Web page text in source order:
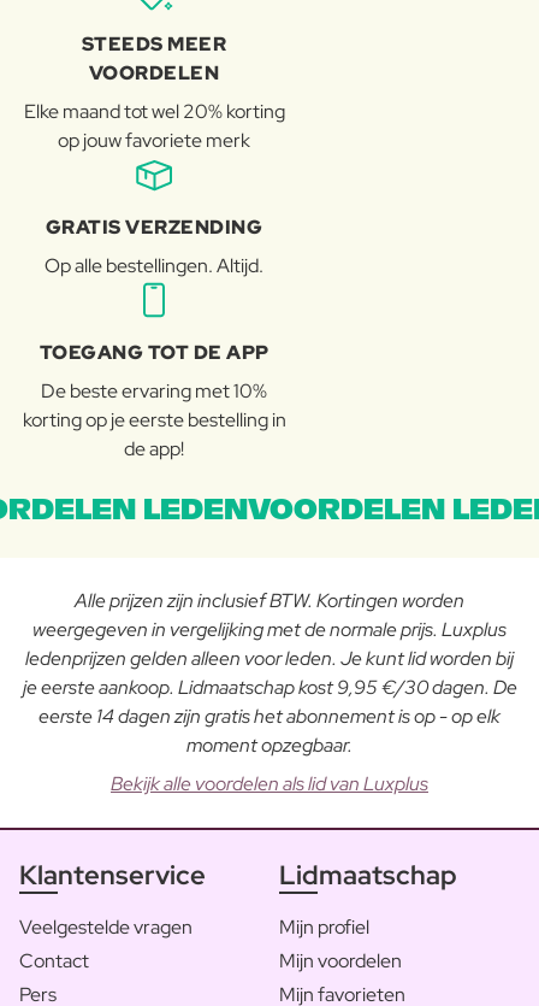
STEEDS MEER
VOORDELEN
Elke maand tot wel 20% korting
op jouw favoriete merk
GRATIS VERZENDING
Op alle bestellingen. Altijd.
TOEGANG TOT DE APP
De beste ervaring met 10%
korting op je eerste bestelling in
de app!
LEDENVOORDELEN
Alle prijzen zijn inclusief BTW. Kortingen worden
weergegeven in vergelijking met de normale prijs. Luxplus
ledenprijzen gelden alleen voor leden. Je kunt lid worden bij
je eerste aankoop. Lidmaatschap kost 9,95 €/30 dagen. De
eerste 14 dagen zijn gratis het abonnement is op - op elk
moment opzegbaar.
Bekijk alle voordelen als lid van Luxplus
Klantenservice
Veelgestelde vragen
Contact
Pers
Lidmaatschap
Mijn profiel
Mijn voordelen
Mijn favorieten